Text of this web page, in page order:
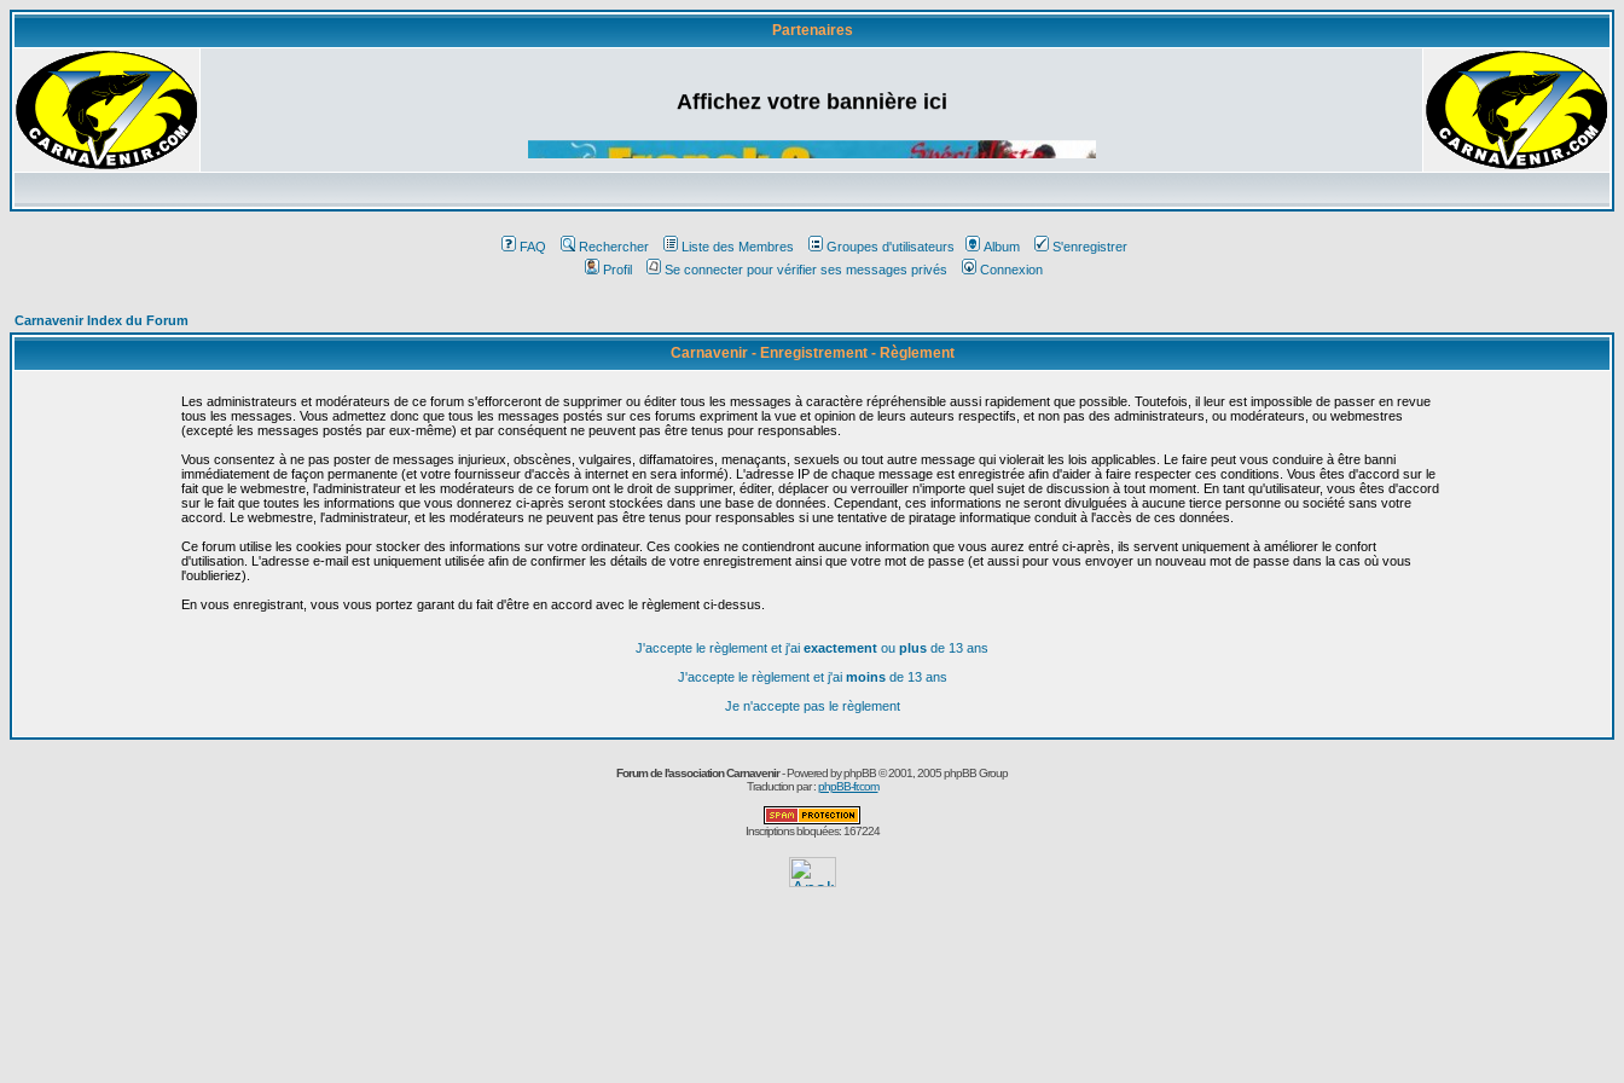
Partenaires
Affichez votre bannière ici
FAQ Rechercher Liste des Membres Groupes d'utilisateurs Album
S'enregistrer
Profil
Se connecter pour vérifier ses messages privés Connexion
Carnavenir Index du Forum
Carnavenir - Enregistrement - Règlement
Les administrateurs et modérateurs de ce forum s'efforceront de supprimer ou éditer tous les messages à caractère répréhensible aussi rapidement que possible. Toutefois, il leur est impossible de passer en revue
tous les messages. Vous admettez donc que tous les messages postés sur ces forums expriment la vue et opinion de leurs auteurs respectifs, et non pas des administrateurs, ou modérateurs, ou webmestres
(excepté les messages postés par eux-même) et par conséquent ne peuvent pas être tenus pour responsables.
Vous consentez à ne pas poster de messages injurieux, obscènes, vulgaires, diffamatoires, menaçants, sexuels ou tout autre message qui violerait les lois applicables. Le faire peut vous conduire à être banni
immédiatement de façon permanente (et votre fournisseur d'accès à internet en sera informé). L'adresse IP de chaque message est enregistrée afin d'aider à faire respecter ces conditions. Vous êtes d'accord sur le
fait que le webmestre, l'administrateur et les modérateurs de ce forum ont le droit de supprimer, éditer, déplacer ou verrouiller n'importe quel sujet de discussion à tout moment. En tant qu'utilisateur, vous êtes d'accord
sur le fait que toutes les informations que vous donnerez ci-après seront stockées dans une base de données. Cependant, ces informations ne seront divulguées à aucune tierce personne ou société sans votre
accord. Le webmestre, l'administrateur, et les modérateurs ne peuvent pas être tenus pour responsables si une tentative de piratage informatique conduit à l'accès de ces données.
Ce forum utilise les cookies pour stocker des informations sur votre ordinateur. Ces cookies ne contiendront aucune information que vous aurez entré ci-après, ils servent uniquement à améliorer le confort
d'utilisation. L'adresse e-mail est uniquement utilisée afin de confirmer les détails de votre enregistrement ainsi que votre mot de passe (et aussi pour vous envoyer un nouveau mot de passe dans la cas où vous
l'oublieriez).
En vous enregistrant, vous vous portez garant du fait d'être en accord avec le règlement ci-dessus.
J'accepte le règlement et j'ai exactement ou plus de 13 ans
J'accepte le règlement et j'ai moinsde 13 ans
Je n'accepte pas le règlement
Forum de l'association Carnavenir- Powered byphpBB© 2001, 2005 phpBB Group
Traduction par :phpBB-fr.com
Inscriptions bloquées: 167224